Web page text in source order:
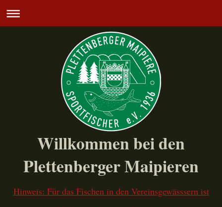
Willkommen bei den
Plettenberger Maipieren
Hinweis: Für das Fischen in den Vereinsgewässsern ist